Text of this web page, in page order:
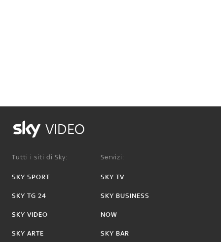
VIDEO
Tutti i siti di Sky:
SKY SPORT
SKY TG 24
SKY VIDEO
SKY ARTE
Servizi:
SKY TV
SKY BUSINESS
NOW
SKY BAR